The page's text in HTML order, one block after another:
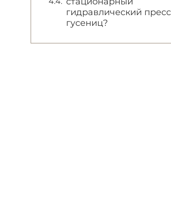
гидравлический
гусениц?